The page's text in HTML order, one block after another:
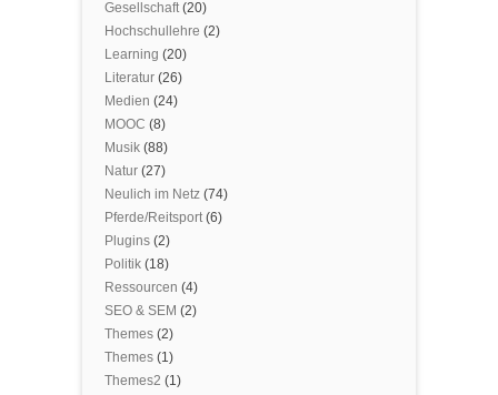
Gesellschaft(20)
Hochschullehre (2)
Learning (20)
Literatur (26)
Medien (24)
MOOC (8)
Musik (88)
Natur (27)
Neulich im Netz (74)
Pferde/Reitsport(6)
Plugins (2)
Politik (18)
Ressourcen (4)
SEO & SEM (2)
Themes (2)
Themes (1)
Themes2 (1)